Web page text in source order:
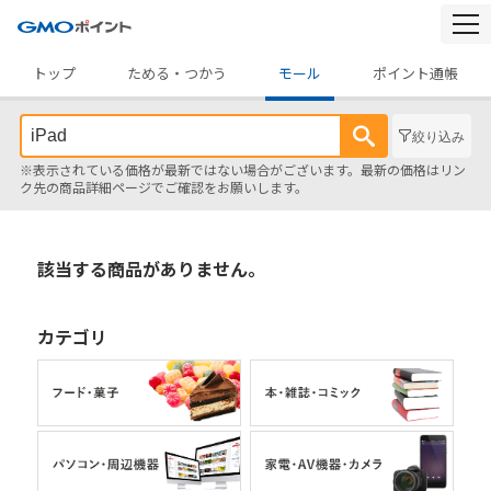
トップ
ためる・つかう モール ポイント通帳
絞り込み
※表示されている価格が最新ではない場合がございます。最新の価格はリン
ク先の商品詳細ページでご確認をお願いします。
該当する商品がありません。
カテゴリ